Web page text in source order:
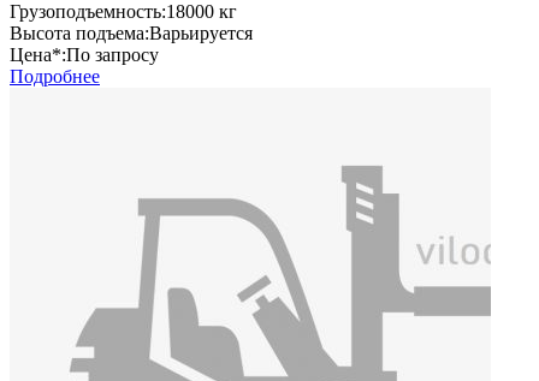
Грузоподъемность:18000 кг
Высота подъема:Варьируется
Цена*:По запросу
Подробнее